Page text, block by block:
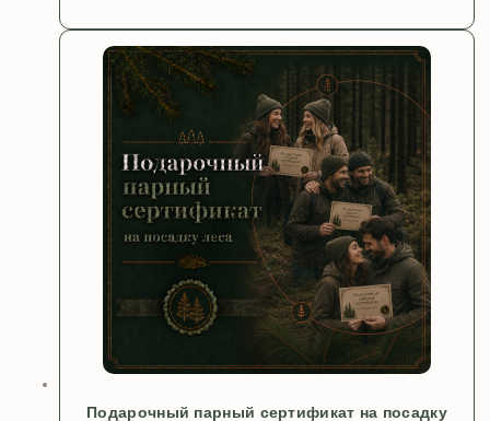
Подарочный парный сертификат на посадку